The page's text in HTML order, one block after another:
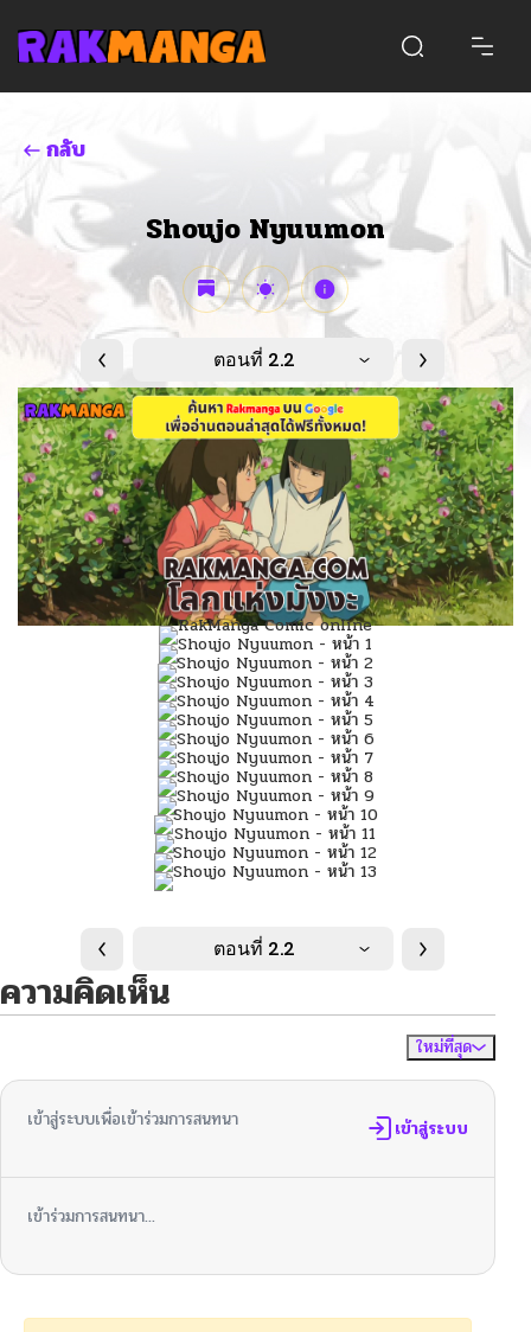
กลับ
Shoujo Nyuumon
ตอนที่ 2.2
ตอนที่ 2.2
ความคิดเห็น
ใหม่ที่สุด
เข้าสู่ระบบเพื่อเข้าร่วมการสนทนา เข้าสู่ระบบ
เข้าร่วมการสนทนา...